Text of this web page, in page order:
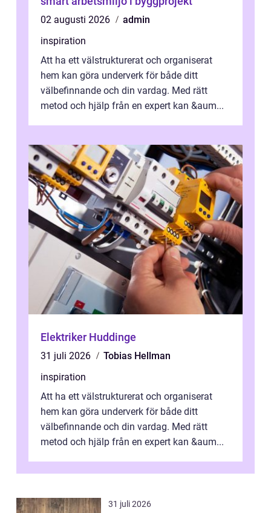
02 augusti 2026
admin
inspiration
Att ha ett välstrukturerat och organiserat
hem kan göra underverk för både ditt
välbefinnande och din vardag. Med rätt
metod och hjälp från en expert kan &aum...
Elektriker Huddinge
31 juli 2026
Tobias Hellman
inspiration
Att ha ett välstrukturerat och organiserat
hem kan göra underverk för både ditt
välbefinnande och din vardag. Med rätt
metod och hjälp från en expert kan &aum...
31 juli 2026